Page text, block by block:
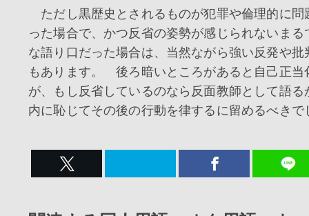
ただし黒歴史とされるものが犯罪や倫理的に問
った場合で、かつ反省の姿勢が感じられないま
な語り口だった場合は、当然ながら強い反発や批
もあります。 後ろ暗いところがあると自己正当
が、もし反省しているのなら反面教師として語る
内に恥じてその後の行動を律するに留めるべきで